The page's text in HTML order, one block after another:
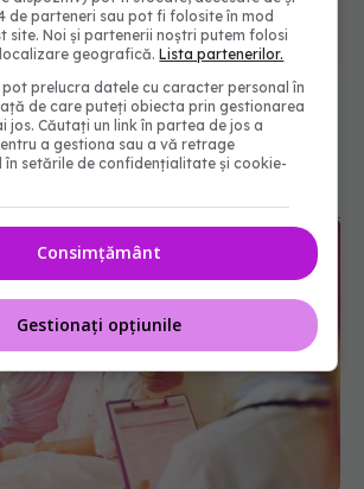
6560
ABONAȚI
1401
URMĂRITORI
de parteneri sau pot fi folosite în mod
site. Noi și partenerii noștri putem folosi
geografică.Lista partenerilor.
prelucra datele cu caracter personal în
de care puteți obiecta prin gestionarea
jos. Căutați un link în partea de jos a
a gestiona sau a vă retrage
în setările de confidențialitate și cookie-
Consimțământ
Gestionați opțiunile